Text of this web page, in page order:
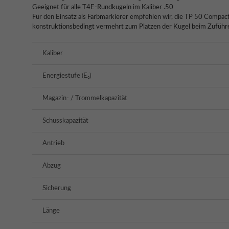
Geeignet für alle T4E-Rundkugeln im Kaliber .50
Für den Einsatz als Farbmarkierer empfehlen wir, die TP 50
konstruktionsbedingt vermehrt zum Platzen der Kugel beim
Kaliber
Energiestufe (E₀)
Magazin- / Trommelkapazität
Schusskapazität
Antrieb
Abzug
Sicherung
Länge